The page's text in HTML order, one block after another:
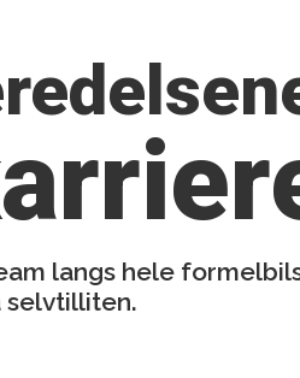
langs hele
selvtilliten.